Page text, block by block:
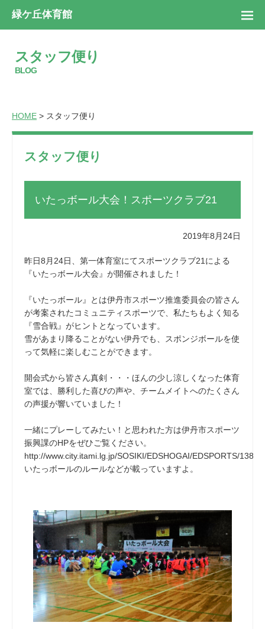
緑ケ丘体育館
スタッフ便り
BLOG
HOME > スタッフ便り
スタッフ便り
いたっボール大会！スポーツクラブ21
2019年8月24日
昨日8月24日、第一体育室にてスポーツクラブ21による
『いたっボール大会』が開催されました！
『いたっボール』とは伊丹市スポーツ推進委員会の皆さん
が考案されたコミュニティスポーツで、私たちもよく知る
『雪合戦』がヒントとなっています。
雪があまり降ることがない伊丹でも、スポンジボールを使
って気軽に楽しむことができます。
開会式から皆さん真剣・・・ほんの少し涼しくなった体育
室では、勝利した喜びの声や、チームメイトへのたくさん
の声援が響いていました！
一緒にプレーしてみたい！と思われた方は伊丹市スポーツ
振興課のHPをぜひご覧ください。
http://www.city.itami.lg.jp/SOSIKI/EDSHOGAI/EDSPORTS/
いたっボールのルールなどが載っていますよ。